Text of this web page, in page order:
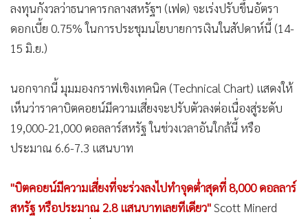
ลงทุนกังวลว่าธนาคารกลางสหรัฐฯ (เฟด) จะเร่งปรับขึ้นอัตรา
ดอกเบี้ย 0.75% ในการประชุมนโยบายการเงินในสัปดาห์นี้ (14-
15 มิ.ย.)
นอกจากนี้ มุมมองกราฟเชิงเทคนิค (Technical Chart) แสดงให้
เห็นว่าราคาบิตคอยน์มีความเสี่ยงจะปรับตัวลงต่อเนื่องสู่ระดับ
19,000-21,000 ดอลลาร์สหรัฐ ในช่วงเวลาอันใกล้นี้ หรือ
ประมาณ 6.6-7.3 แสนบาท
"บิตคอยน์มีความเสี่ยงที่จะร่วงลงไปทำจุดต่ำสุดที่ 8,000 ดอลลาร์
สหรัฐ หรือประมาณ 2.8 แสนบาทเลยทีเดียว"Scott Minerd